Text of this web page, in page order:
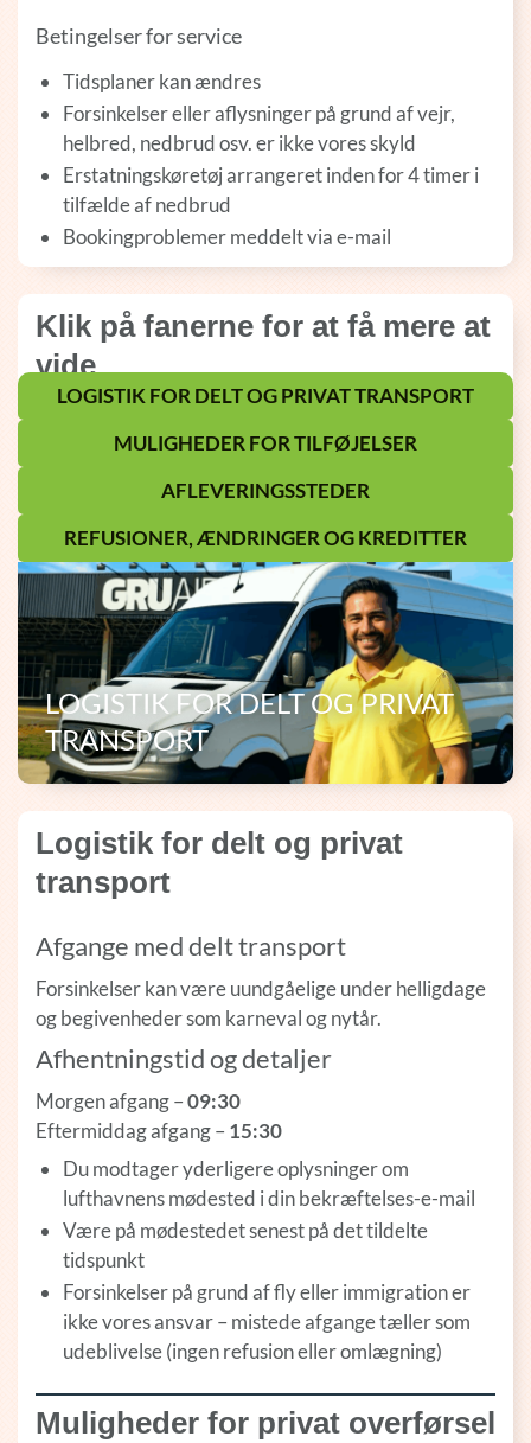
Betingelser for service
Tidsplaner kan ændres
Forsinkelser eller aflysninger på grund af vejr,
helbred, nedbrud osv. er ikke vores skyld
Erstatningskøretøj arrangeret inden for 4 timer i
tilfælde af nedbrud
Bookingproblemer meddelt via e-mail
Klik på fanerne for at få mere at
vide
LOGISTIK FOR DELT OG PRIVAT TRANSPORT
MULIGHEDER FOR TILFØJELSER
AFLEVERINGSSTEDER
REFUSIONER, ÆNDRINGER OG KREDITTER
LOGISTIK FOR DELT OG PRIVAT
TRANSPORT
Logistik for delt og privat
transport
Afgange med delt transport
Forsinkelser kan være uundgåelige under helligdage
og begivenheder som karneval og nytår.
Afhentningstid og detaljer
Morgen afgang –09:30
Eftermiddag afgang – 15:30
Du modtager yderligere oplysninger om
lufthavnens mødested i din bekræftelses-e-mail
Være på mødestedet senest på det tildelte
tidspunkt
Forsinkelser på grund af fly eller immigration er
ikke vores ansvar – mistede afgange tæller som
udeblivelse (ingen refusion eller omlægning)
Muligheder for privat overførsel